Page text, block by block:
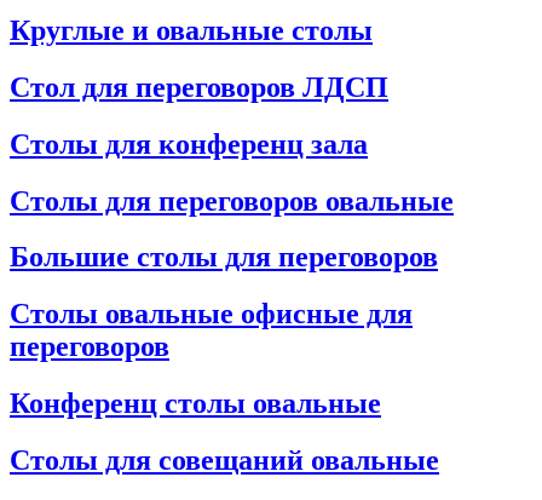
Круглые и овальные столы
Стол для переговоров ЛДСП
Столы для конференц зала
Столы для переговоров овальные
Большие столы для переговоров
Столы овальные офисные для
переговоров
Конференц столы овальные
Столы для совещаний овальные